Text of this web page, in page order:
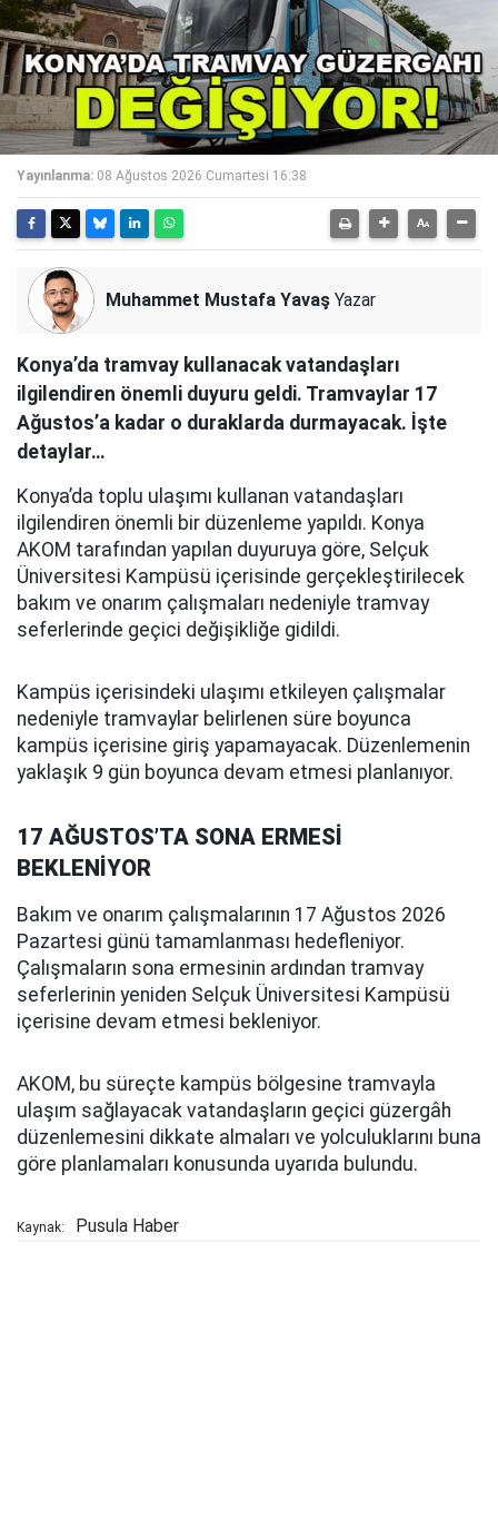
Yayınlanma: 08 Ağustos 2026 Cumartesi 16:38
Muhammet Mustafa Yavaş Yazar
Konya’da tramvay kullanacak vatandaşları
ilgilendiren önemli duyuru geldi. Tramvaylar 17
Ağustos’a kadar o duraklarda durmayacak. İşte
detaylar…
Konya’da toplu ulaşımı kullanan vatandaşları
ilgilendiren önemli bir düzenleme yapıldı. Konya
AKOM tarafından yapılan duyuruya göre, Selçuk
Üniversitesi Kampüsü içerisinde gerçekleştirilecek
bakım ve onarım çalışmaları nedeniyle tramvay
seferlerinde geçici değişikliğe gidildi.
Kampüs içerisindeki ulaşımı etkileyen çalışmalar
nedeniyle tramvaylar belirlenen süre boyunca
kampüs içerisine giriş yapamayacak. Düzenlemenin
yaklaşık 9 gün boyunca devam etmesi planlanıyor.
17 AĞUSTOS’TA SONA ERMESİ
BEKLENİYOR
Bakım ve onarım çalışmalarının 17 Ağustos 2026
Pazartesi günü tamamlanması hedefleniyor.
Çalışmaların sona ermesinin ardından tramvay
seferlerinin yeniden Selçuk Üniversitesi Kampüsü
içerisine devam etmesi bekleniyor.
AKOM, bu süreçte kampüs bölgesine tramvayla
ulaşım sağlayacak vatandaşların geçici güzergâh
düzenlemesini dikkate almaları ve yolculuklarını buna
göre planlamaları konusunda uyarıda bulundu.
Kaynak: Pusula Haber